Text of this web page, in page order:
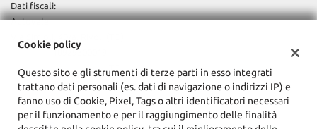
Dati fiscali:
Autovaler
10929300019
Registro delle imprese: TO
Cookie policy
Questo sito e gli strumenti di terze parti in esso integrati
trattano dati personali (es. dati di navigazione o indirizzi IP) e
fanno uso di Cookie, Pixel, Tags o altri identificatori necessari
per il funzionamento e per il raggiungimento delle finalità